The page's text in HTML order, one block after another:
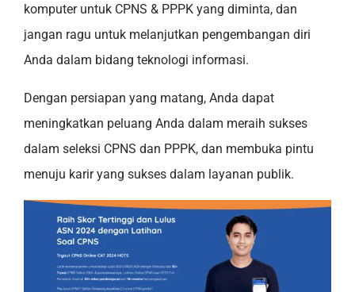
komputer untuk CPNS & PPPK yang diminta, dan
jangan ragu untuk melanjutkan pengembangan diri
Anda dalam bidang teknologi informasi.
Dengan persiapan yang matang, Anda dapat
meningkatkan peluang Anda dalam meraih sukses
dalam seleksi CPNS dan PPPK, dan membuka pintu
menuju karir yang sukses dalam layanan publik.